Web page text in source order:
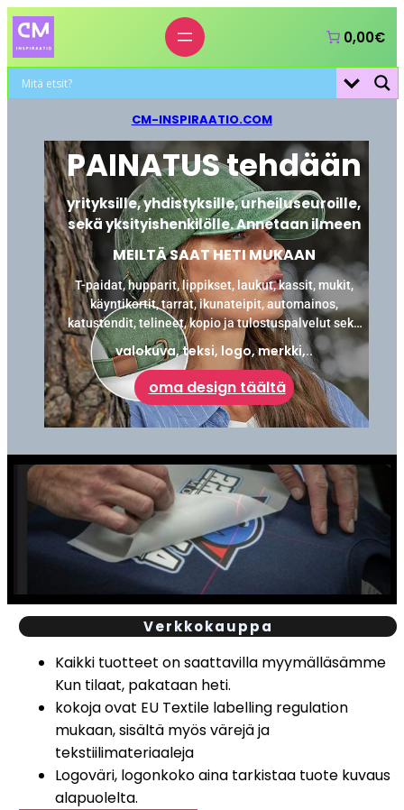
0,00€
CM-INSPIRAATIO.COM
PAINATUS tehdään
yrityksille, yhdistyksille, urheiluseuroille,
sekä yksityishenkilölle. Annetaan ilmeen
MEILTÄ SAAT HETI MUKAAN
T-paidat, hupparit, lippikset, laukut, kassit, mukit,
käyntikortit, tarrat, ikunateipit, automainos,
katustendit, telineet, kopio ja tulostuspalvelut sekä
laminointi.
valokuva, teksi, logo, merkki,..
oma design täältä
Verkkokauppa
Kaikki tuotteet on saattavilla myymälläsämme
Kun tilaat, pakataan heti.
kokoja ovat EU Textile labelling regulation
mukaan, sisältä myös värejä ja
tekstiilimateriaaleja
Logoväri, logonkoko aina tarkistaa tuote kuvaus
alapuolelta.